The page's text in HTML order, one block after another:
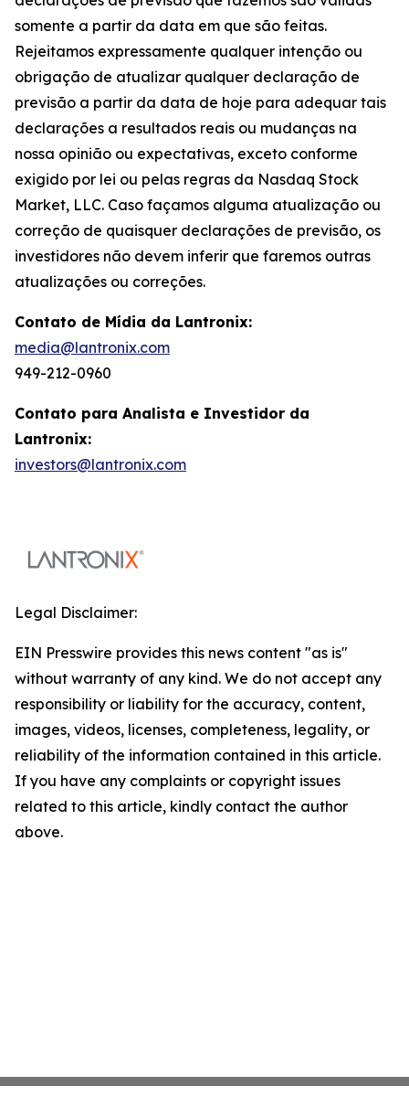
somente a partir da data em que são feitas.
Rejeitamos expressamente qualquer intenção ou
obrigação de atualizar qualquer declaração de
previsão a partir da data de hoje para adequar tais
declarações a resultados reais ou mudanças na
nossa opinião ou expectativas, exceto conforme
exigido por lei ou pelas regras da Nasdaq Stock
Market, LLC. Caso façamos alguma atualização ou
correção de quaisquer declarações de previsão, os
investidores não devem inferir que faremos outras
atualizações ou correções.
Contato de Mídia da Lantronix:
media@lantronix.com
949-212-0960
Contato para Analista e Investidor da
Lantronix:
investors@lantronix.com
Legal Disclaimer:
EIN Presswire provides this news content "as is"
without warranty of any kind. We do not accept any
responsibility or liability for the accuracy, content,
images, videos, licenses, completeness, legality, or
reliability of the information contained in this article.
If you have any complaints or copyright issues
related to this article, kindly contact the author
above.